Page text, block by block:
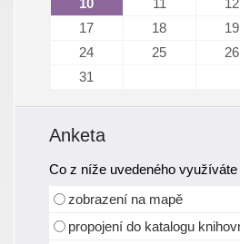
10
11 12
17
18 19
24
25 26
31
Anketa
Co z níže uvedeného
zobrazení na mapě
propojení do katalogu